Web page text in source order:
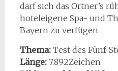
darf sich das Ortner’s
hoteleigene Spa- und
Bayern zu verfügen.
Thema: Test des Fünf-
Länge: 7.892Zeichen